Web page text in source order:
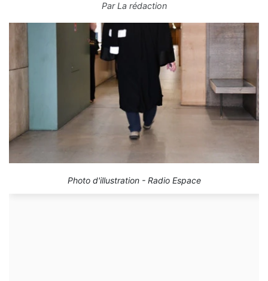
ParLa rédaction
Photo d'illustration - Radio Espace